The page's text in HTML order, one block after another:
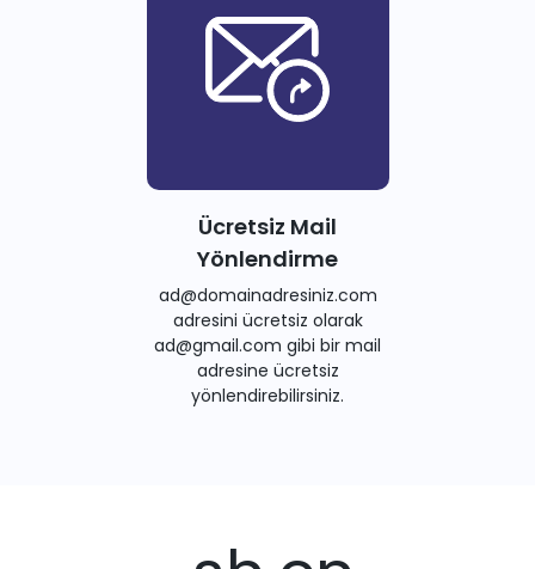
Ücretsiz Mail
Yönlendirme
ad@domainadresiniz.com
adresini ücretsiz olarak
ad@gmail.com gibi bir mail
adresine ücretsiz
yönlendirebilirsiniz.